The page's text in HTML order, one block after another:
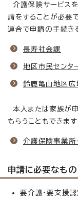
介護保険サービス
請をすることが必要
連合で申請の手続き
長寿社会課
地区市民センタ
鈴鹿亀山地区広
本人または家族が
もらうこともできます
介護保険事業所
申請に必要なもの
要介護・要支援